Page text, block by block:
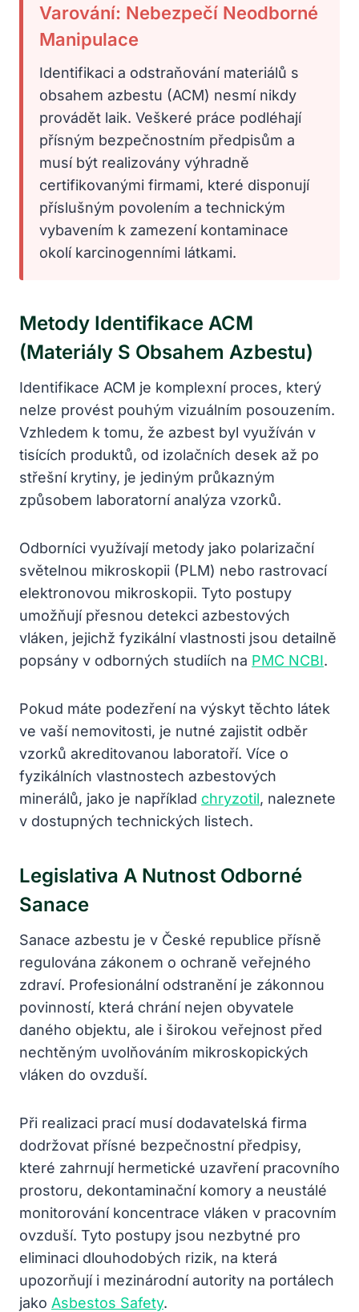
Varování: Nebezpečí Neodborné
Manipulace
Identifikaci a odstraňování materiálů s
obsahem azbestu (ACM) nesmí nikdy
provádět laik. Veškeré práce podléhají
přísným bezpečnostním předpisům a
musí být realizovány výhradně
certifikovanými firmami, které disponují
příslušným povolením a technickým
vybavením k zamezení kontaminace
okolí karcinogenními látkami.
Metody Identifikace ACM
(materiály S Obsahem Azbestu)
Identifikace ACM je komplexní proces, který
nelze provést pouhým vizuálním posouzením.
Vzhledem k tomu, že azbest byl využíván v
tisících produktů, od izolačních desek až po
střešní krytiny, je jediným průkazným
způsobem laboratorní analýza vzorků.
Odborníci využívají metody jako polarizační
světelnou mikroskopii (PLM) nebo rastrovací
elektronovou mikroskopii. Tyto postupy
umožňují přesnou detekci azbestových
vláken, jejichž fyzikální vlastnosti jsou detailně
popsány v odborných studiích na PMC NCBI.
Pokud máte podezření na výskyt těchto látek
ve vaší nemovitosti, je nutné zajistit odběr
vzorků akreditovanou laboratoří. Více o
fyzikálních vlastnostech azbestových
minerálů, jako je například chryzotil, naleznete
v dostupných technických listech.
Legislativa A Nutnost Odborné
Sanace
Sanace azbestu je v České republice přísně
regulována zákonem o ochraně veřejného
zdraví. Profesionální odstranění je zákonnou
povinností, která chrání nejen obyvatele
daného objektu, ale i širokou veřejnost před
nechtěným uvolňováním mikroskopických
vláken do ovzduší.
Při realizaci prací musí dodavatelská firma
dodržovat přísné bezpečnostní předpisy,
které zahrnují hermetické uzavření pracovního
prostoru, dekontaminační komory a neustálé
monitorování koncentrace vláken v pracovním
ovzduší. Tyto postupy jsou nezbytné pro
eliminaci dlouhodobých rizik, na která
upozorňují i mezinárodní autority na portálech
jako Asbestos Safety.